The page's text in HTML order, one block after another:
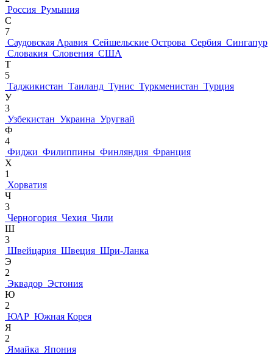
Россия Румыния
С
7
Саудовская Аравия Сейшельские Острова Сербия Сингапур
Словакия Словения США
Т
5
Таджикистан Таиланд Тунис Туркменистан Турция
У
3
Узбекистан Украина Уругвай
Ф
4
Фиджи Филиппины Финляндия Франция
Х
1
Хорватия
Ч
3
Черногория Чехия Чили
Ш
3
Швейцария Швеция Шри-Ланка
Э
2
Эквадор Эстония
Ю
2
ЮАР Южная Корея
Я
2
Ямайка Япония